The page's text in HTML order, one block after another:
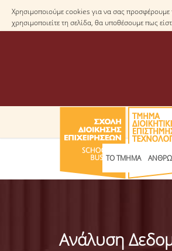
Χρησιμοποιούμε cookies για να σας προσφέρουμε
χρησιμοποιείτε τη σελίδα, θα υποθέσουμε πως
ΤΟ ΤΜΗΜΑ
Ανάλυση